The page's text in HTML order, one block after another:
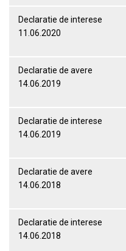
Declaratie de interese
11.06.2020
Declaratie de avere
14.06.2019
Declaratie de interese
14.06.2019
Declaratie de avere
14.06.2018
Declaratie de interese
14.06.2018